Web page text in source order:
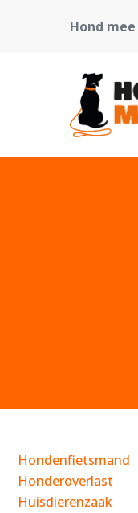
Hond mee
Hondenfietsmand
Honderoverlast
Huisdierenzaak